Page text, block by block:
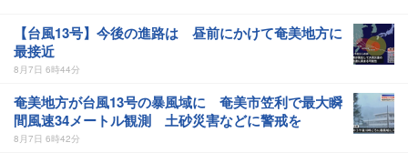
【台風13号】今後の進路は 昼前にかけて奄美地方に
最接近
8月7日 6時44分
奄美地方が台風13号の暴風域に 奄美市笠利で最大瞬
間風速34メートル観測 土砂災害などに警戒を
8月7日 6時42分